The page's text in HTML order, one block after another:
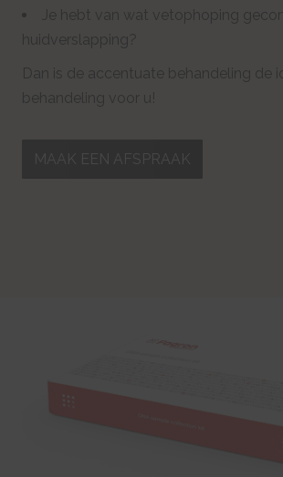
Je hebt van wat vetophoping
huidverslapping?
Dan is de accentuate behandeling de
behandeling voor u!
MAAK EEN AFSPRAAK